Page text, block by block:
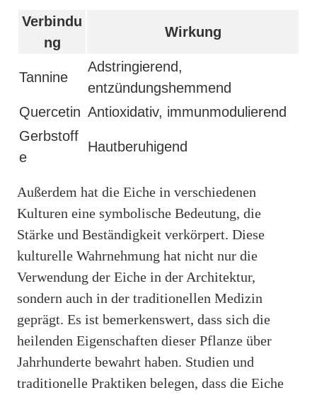
Verbindu
ng
Wirkung
Tannine
Adstringierend,
entzündungshemmend
Quercetin Antioxidativ, immunmodulierend
Gerbstoff
e
Hautberuhigend
Außerdem hat die Eiche in verschiedenen
Kulturen eine symbolische Bedeutung, die
Stärke und Beständigkeit verkörpert. Diese
kulturelle Wahrnehmung hat nicht nur die
Verwendung der Eiche in der Architektur,
sondern auch in der traditionellen Medizin
geprägt. Es ist bemerkenswert, dass sich die
heilenden Eigenschaften dieser Pflanze über
Jahrhunderte bewahrt haben. Studien und
traditionelle Praktiken belegen, dass die Eiche